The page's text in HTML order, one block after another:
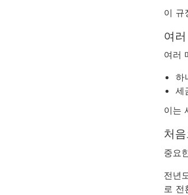
이 규
여
여러
하
세
이는
처
중요
전년
로 전